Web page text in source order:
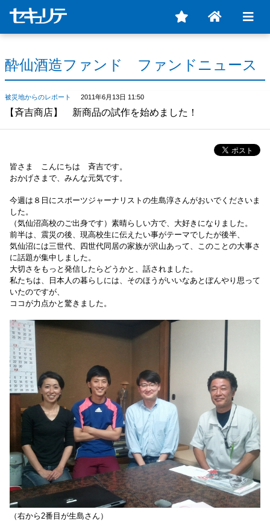
酔仙酒造ファンド ファンドニュース
被災地からのレポート 2011年6月13日 11:50
【斉吉商店】 新商品の試作を始めました！
皆さま こんにちは 斉吉です。
おかげさまで、みんな元気です。
今週は８日にスポーツジャーナリストの生島淳さんがおいでくださいま
した。
（気仙沼高校のご出身です）素晴らしい方で、大好きになりました。
前半は、震災の後、現高校生に伝えたい事がテーマでしたが後半、
気仙沼には三世代、四世代同居の家族が沢山あって、このことの大事さ
に話題が集中しました。
大切さをもっと発信したらどうかと、話されました。
私たちは、日本人の暮らしには、そのほうがいいなあとぼんやり思って
いたのですが、
ココが力点かと驚きました。
（右から2番目が生島さん）